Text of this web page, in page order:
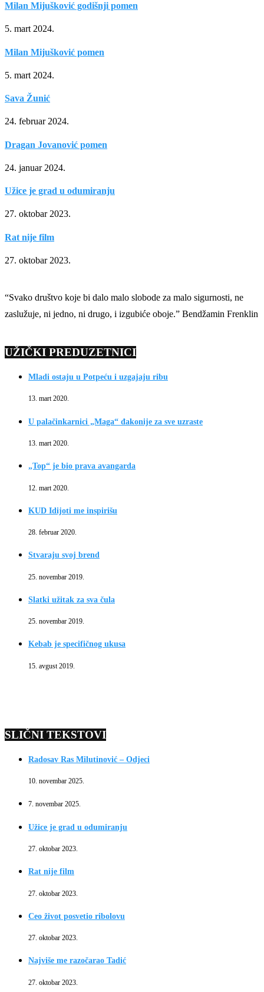
Milan Mijušković godišnji pomen
5. mart 2024.
Milan Mijušković pomen
5. mart 2024.
Sava Žunić
24. februar 2024.
Dragan Jovanović pomen
24. januar 2024.
Užice je grad u odumiranju
27. oktobar 2023.
Rat nije film
27. oktobar 2023.
“Svako društvo koje bi dalo malo slobode za malo sigurnosti, ne
zaslužuje, ni jedno, ni drugo, i izgubiće oboje.” Bendžamin Frenklin
UŽIČKI PREDUZETNICI
Mladi ostaju u Potpeću i uzgajaju ribu
13. mart 2020.
U palačinkarnici „Maga“ đakonije za sve uzraste
13. mart 2020.
„Top“ je bio prava avangarda
12. mart 2020.
KUD Idijoti me inspirišu
28. februar 2020.
Stvaraju svoj brend
25. novembar 2019.
Slatki užitak za sva čula
25. novembar 2019.
Kebab je specifičnog ukusa
15. avgust 2019.
SLIČNI TEKSTOVI
Radosav Ras Milutinović – Odjeci
10. novembar 2025.
7. novembar 2025.
Užice je grad u odumiranju
27. oktobar 2023.
Rat nije film
27. oktobar 2023.
Ceo život posvetio ribolovu
27. oktobar 2023.
Najviše me razočarao Tadić
27. oktobar 2023.